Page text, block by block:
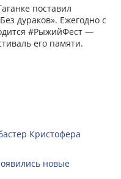
поставил
дураков». Ежегодно с
#РыжийФест —
его памяти.
Кристофера
новые